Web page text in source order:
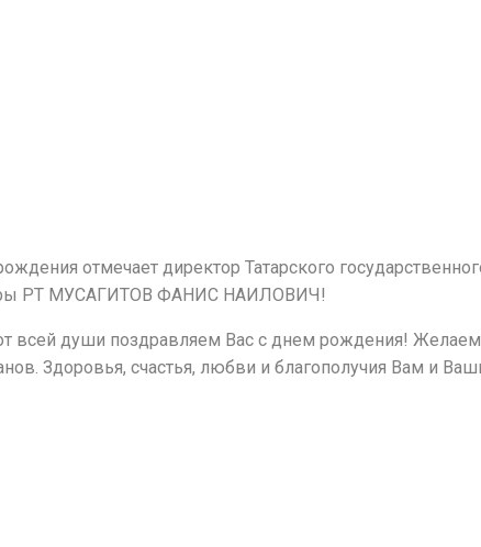
отмечает директор Татарского
РТ МУСАГИТОВ ФАНИС НАИЛОВИЧ!
души поздравляем Вас с днем рождения! Желаем
Здоровья, счастья, любви и благополучия Вам и